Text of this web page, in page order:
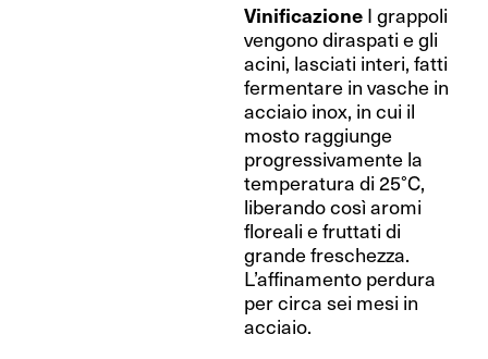
Vinificazione I grappoli
vengono diraspati e gli
acini, lasciati interi, fatti
fermentare in vasche in
acciaio inox, in cui il
mosto raggiunge
progressivamente la
temperatura di 25°C,
liberando così aromi
floreali e fruttati di
grande freschezza.
L’affinamento perdura
per circa sei mesi in
acciaio.